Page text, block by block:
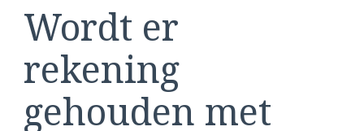
Wordt er
rekening
gehouden met